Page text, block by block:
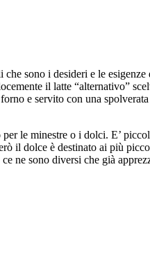
sono i desideri e le esigenze
il latte “alternativo”
e servito con una
le minestre o i dolci. E’
il dolce è destinato ai più
ne sono diversi che già